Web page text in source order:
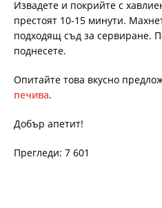
Извадете и покрийте с
престоят 10-15 минути.
подходящ съд за сервиране.
поднесете.
Опитайте това вкусно
печива.
Добър апетит!
Прегледи: 7 601